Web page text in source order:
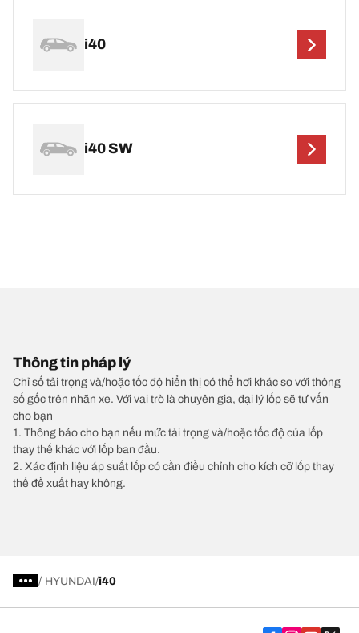
i40
i40 SW
Thông tin pháp lý
Chỉ số tải trọng và/hoặc tốc độ hiển thị có thể hơi khác so với thông
số gốc trên nhãn xe. Với vai trò là chuyên gia, đại lý lốp sẽ tư vấn
cho bạn
1. Thông báo cho bạn nếu mức tải trọng và/hoặc tốc độ của lốp
thay thế khác với lốp ban đầu.
2. Xác định liệu áp suất lốp có cần điều chỉnh cho kích cỡ lốp thay
thế đề xuất hay không.
/ HYUNDAI i40